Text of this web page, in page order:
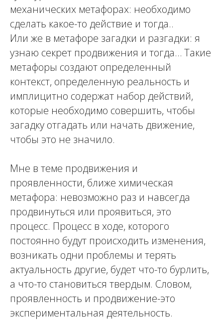
механических метафорах: необходимо
сделать какое-то действие и тогда..
Или же в метафоре загадки и разгадки: я
узнаю секрет продвижения и тогда… Такие
метафоры создают определенный
контекст, определенную реальность и
имплицитно содержат набор действий,
которые необходимо совершить, чтобы
загадку отгадать или начать движение,
чтобы это не значило.
Мне в теме продвижения и
проявленности, ближе химическая
метафора: невозможно раз и навсегда
продвинуться или проявиться, это
процесс. Процесс в ходе, которого
постоянно будут происходить изменения,
возникать одни проблемы и терять
актуальность другие, будет что-то бурлить,
а что-то становиться твердым. Словом,
проявленность и продвижение-это
экспериментальная деятельность.